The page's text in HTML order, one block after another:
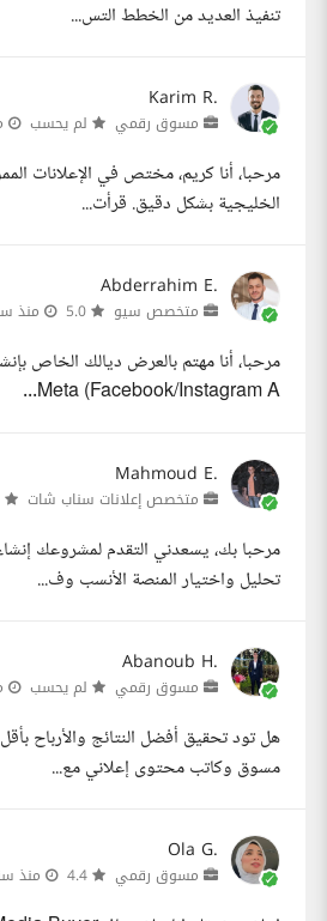
تنفيذ العديد من الخطط التس...
Karim R.
مسوق رقمي لم يحسب
مرحبا، أنا كريم، مختص في الإعلانات
الخليجية بشكل دقيق. قرأت...
Abderrahim E.
متخصص سيو منذ
مرحبا، أنا مهتم بالعرض ديالك الخاص
Meta (Facebook/Instagram A...
Mahmoud E.
متخصص إعلانات سناب شات
مرحبا بك، يسعدني التقدم لمشروعك
تحليل واختيار المنصة الأنسب وف...
Abanoub H.
مسوق رقمي لم يحسب
هل تود تحقيق أفضل النتائج والأرباح
مسوق وكاتب محتوى إعلاني مع...
Ola G.
مسوق رقمي منذ